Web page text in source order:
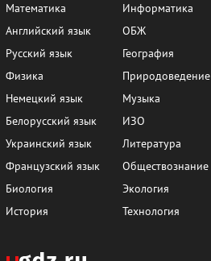
Математика
Английский язык
Русский язык
Физика
Немецкий язык
Белорусский язык
Украинский язык
Французский язык
Биология
История
Информатика
ОБЖ
География
Природоведение
Музыка
ИЗО
Литература
Обществознание
Экология
Технология